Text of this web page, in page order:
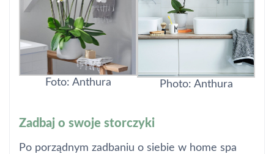
Foto: Anthura Photo: Anthura
Zadbaj o swoje storczyki
Po porządnym zadbaniu o siebie w home spa